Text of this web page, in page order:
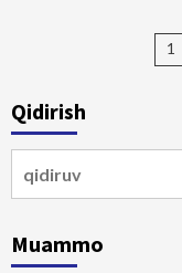
1
Qidirish
Muammo